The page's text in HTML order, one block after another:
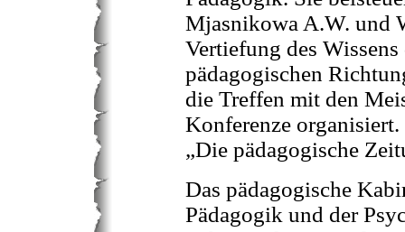
Mjasnikowa A.W. und
Vertiefung des
pädagogischen
die Treffen mit den
Konferenze
„Die pädagogische
Das pädagogische
Pädagogik und der